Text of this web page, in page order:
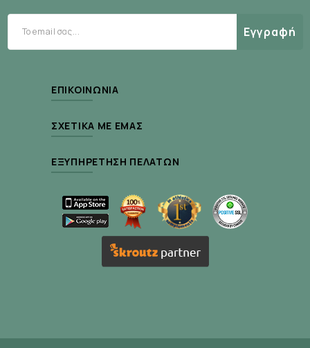
Water/Aqua, Glycerin, Butylene Glycol, Betaine,
Acrylates/C10-30 Alkyl Acrylate Crosspolymer,
Zanthoxylum Piperitum Fruit Extract, Illicium
(Honeysuckle) Flower Extract, Citrus Paradisi
(Grapefruit) Fruit Extract, Scutellaria Baicalensis
Root Extract, Ascophyllum Nodosum Extract,
Fragrance/Parfum, Epilobium Angustifolium
Flower/Leaf/Stem Extract, Centella Asiatica
Sodium Acetylated Hyaluronate.
Εγγραφή
ΕΠΙΚΟΙΝΩΝΊΑ
ΣΧΕΤΙΚΆ ΜΕ ΕΜΆΣ
ΕΞΥΠΗΡΈΤΗΣΗ ΠΕΛΑΤΏΝ